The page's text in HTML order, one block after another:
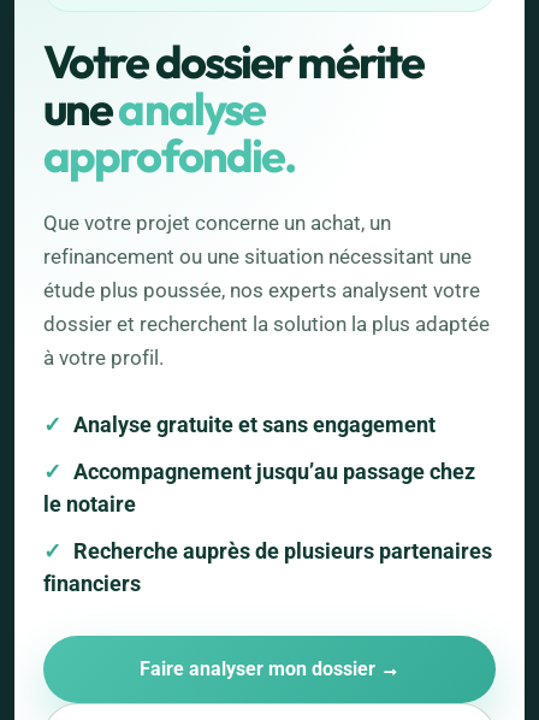
Votre dossier mérite
uneanalyse
approfondie.
Que votre projet concerne un achat, un
refinancement ou une situation nécessitant une
étude plus poussée, nos experts analysent votre
dossier et recherchent la solution la plus adaptée
à votre profil.
Analyse gratuite et sans engagement
Accompagnement jusqu’au passage chez
le notaire
Recherche auprès de plusieurs partenaires
financiers
Faire analyser mon dossier →